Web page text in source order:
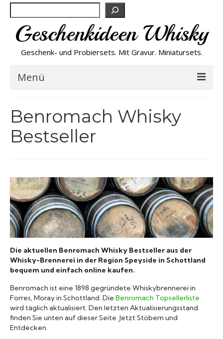
Suchen
Geschenkideen Whisky
Geschenk- und Probiersets. Mit Gravur. Miniatursets.
Menü
NEU
Preishits
Probiersets
Raritäten
Benromach Whisky
Bestseller
Die aktuellen Benromach Whisky Bestseller aus der
Whisky-Brennerei in der Region Speyside in Schottland
bequem und einfach online kaufen.
Benromach ist eine 1898 gegründete Whiskybrennerei in
Forres, Moray in Schottland. Die Benromach Topsellerliste
wird täglich aktualisiert. Den letzten Aktualisierungsstand
finden Sie unten auf dieser Seite. Jetzt Stöbern und
Entdecken.